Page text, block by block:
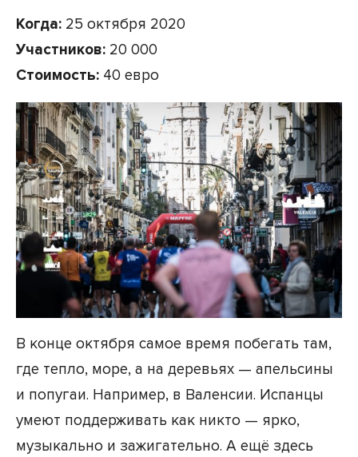
Когда: 25 октября 2020
Участников: 20 000
Стоимость: 40 евро
В конце октября самое время побегать там,
где тепло, море, а на деревьях — апельсины
и попугаи. Например, в Валенсии. Испанцы
умеют поддерживать как никто — ярко,
музыкально и зажигательно. А ещё здесь